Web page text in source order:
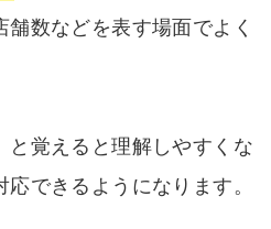
数などを表す場面でよく
覚えると理解しやすくな
できるようになります。